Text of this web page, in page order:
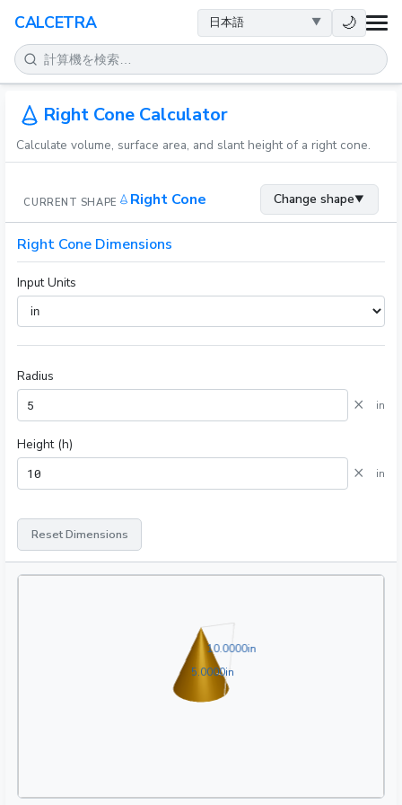
CALCETRA 🌙
数学
変換
科学
日常
その他のツール
Right Cone Calculator
Calculate volume, surface area, and slant height of a right cone.
CURRENT SHAPE Right Cone Change shape▼
Right Cone Dimensions
Input Units
Radius
× in
Height (h)
× in
Reset Dimensions
5.0000in
10.0000in10.0000in